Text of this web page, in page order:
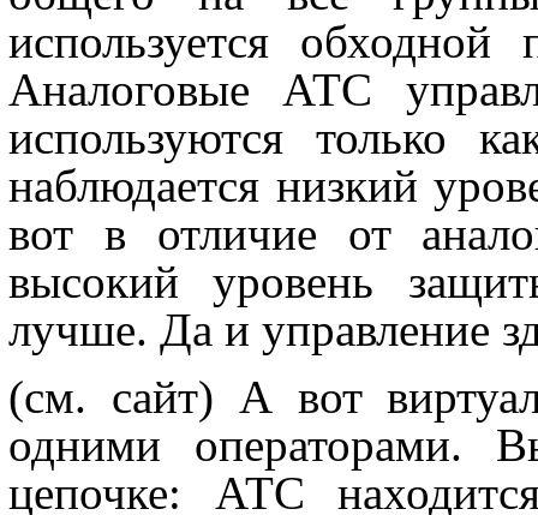
используется
Аналоговые АТС
используются только
наблюдается низкий
вот в отличие от
высокий уровень
лучше. Да и управление
(см. сайт) А вот
одними операторами.
цепочке: АТС